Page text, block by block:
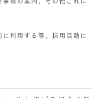
利用する等、採用活動に